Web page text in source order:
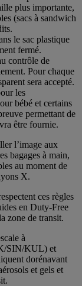
plus importante,
(sacs à sandwich
le sac plastique
fermé.
contrôle de
Pour chaque
sera accepté.
les
bébé et certains
permettant de
être fournie.
l’image aux
bagages à main,
au moment de
X.
ces règles
en Duty-Free
zone de transit.
à
SIN/KUL) et
dorénavant
et gels et